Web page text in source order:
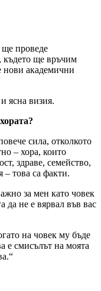
проведе
където ще връчим
нови академични
ясна визия.
сила, отколкото
– хора, които
здраве, семейство,
– това са факти.
за мен като човек
да не е вярвал във вас
на човек му бъде
е смисълът на моята